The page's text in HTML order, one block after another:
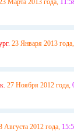
Марта 2013 года,
23 Января 2013 года,
27 Ноября 2012 года,
Августа 2012 года,